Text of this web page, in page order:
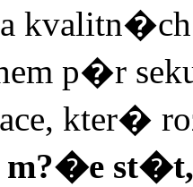
p�r
kter�
m?�e